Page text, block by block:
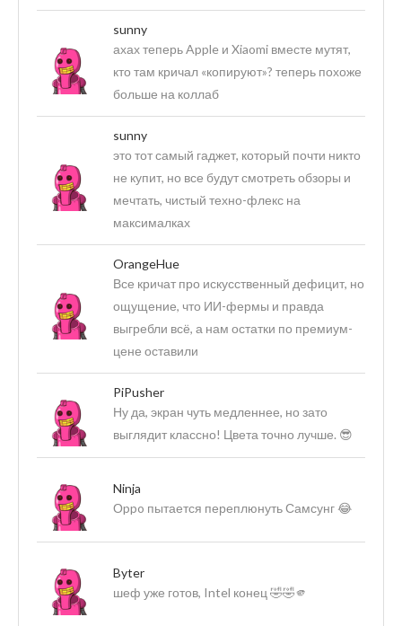
sunny
ахах теперь Apple и Xiaomi вместе мутят,
кто там кричал «копируют»? теперь похоже
больше на коллаб
sunny
это тот самый гаджет, который почти никто
не купит, но все будут смотреть обзоры и
мечтать, чистый техно-флекс на
максималках
OrangeHue
Все кричат про искусственный дефицит, но
ощущение, что ИИ-фермы и правда
выгребли всё, а нам остатки по премиум-
цене оставили
PiPusher
Ну да, экран чуть медленнее, но зато
выглядит классно! Цвета точно лучше. 😎
Ninja
Оppo пытается переплюнуть Самсунг 😂
Byter
шеф уже готов, Intel конец 🤣🤣🫵